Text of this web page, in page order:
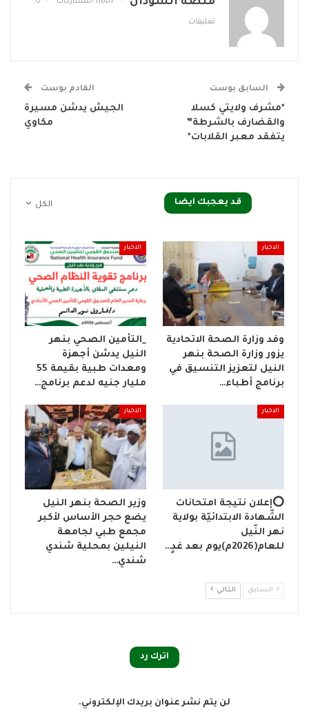
تعليقات
السابق بوست
*مشرف ولايتي كسلا
والقضارف بالشرطة”
يتفقد معبر القلابات*
القادم بوست
الجيش يدشن مسيرة
مكاوي
الكل قد يعجبك ايضا
الاخبار
وفد وزارة الصحة الاتحادية
يزور وزارة الصحة بنهر
النيل لتعزيز التنسيق في
برنامج أطباء…
الاخبار
_التأمين الصحي بنهر
النيل يدشن أجهزة
ومعدات طبية بقيمة 55
مليار جنيه لدعم برنامج…
الاخبار
⭕إعلان نتيجة امتحانات
الشّهادة الابتدائيّة بولاية
نهر النّيل
للعام(2026م)يوم بعد غدٍ…
الاخبار
وزير الصحة بنهر النيل
يضع حجر الأساس لأكبر
مجمع طبي لجامعة
النيلين بمحلية شندي
شندي…
السابق التالي
اترك رد
لن يتم نشر عنوان بريدك الإلكتروني.